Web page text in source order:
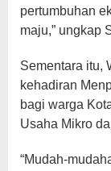
pertumbuhan
maju,” ungkap
Sementara itu,
kehadiran
bagi warga
Usaha Mikro
“Mudah-